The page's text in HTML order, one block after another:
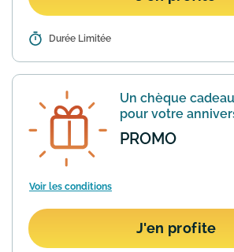
Détails : Dès que votre panier
gratuitement les frais de
s'applique
savoir plus
Durée Limitée
Un chèque
pour votre
PROMO
Voir les conditions
J'en profite